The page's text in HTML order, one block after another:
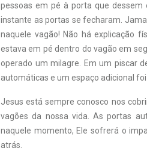
pessoas em pé à porta que dessem
instante as portas se fecharam.
naquele vagão! Não há explicação
estava em pé dentro do vagão em
operado um milagre. Em um piscar
automáticas e um espaço adicional
Jesus está sempre conosco nos
vagões da nossa vida. As portas
naquele momento, Ele sofrerá o
atrás.